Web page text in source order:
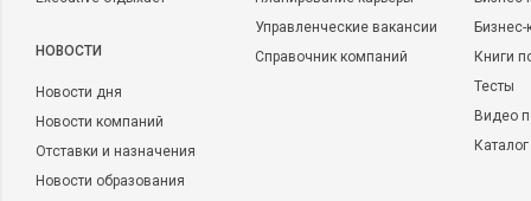
НОВОСТИ
Новости дня
Новости компаний
Отставки и назначения
Новости образования
Управленческие вакансии
Справочник компаний
Книги
Тесты
Видео